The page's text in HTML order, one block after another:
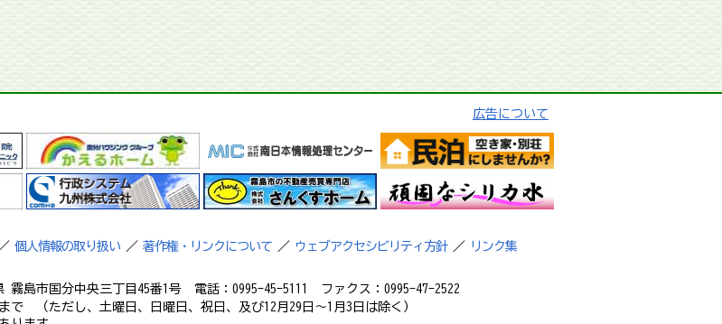
広告について
／ 個人情報の取り扱い ／ 著作権・リンクについて ／ ウェブアクセシビリティ方針 ／ リンク集
霧島市国分中央三丁目45番1号 電話：0995-45-5111 ファクス：0995-47-2522
で （ただし、土曜日、日曜日、祝日、及び12月29日～1月3日は除く）